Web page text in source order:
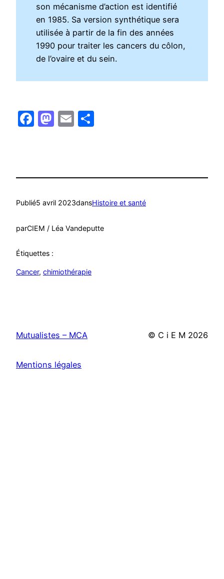
son mécanisme d’action est identifié
en 1985. Sa version synthétique sera
utilisée à partir de la fin des années
1990 pour traiter les cancers du côlon,
de l’ovaire et du sein.
Facebook
Mastodon
Email
Publié5 avril 2023dansHistoire et santé
parCIEM / Léa Vandeputte
Étiquettes :
Cancer, chimiothérapie
Mutualistes – MCA © C i E M 2026
Mentions légales